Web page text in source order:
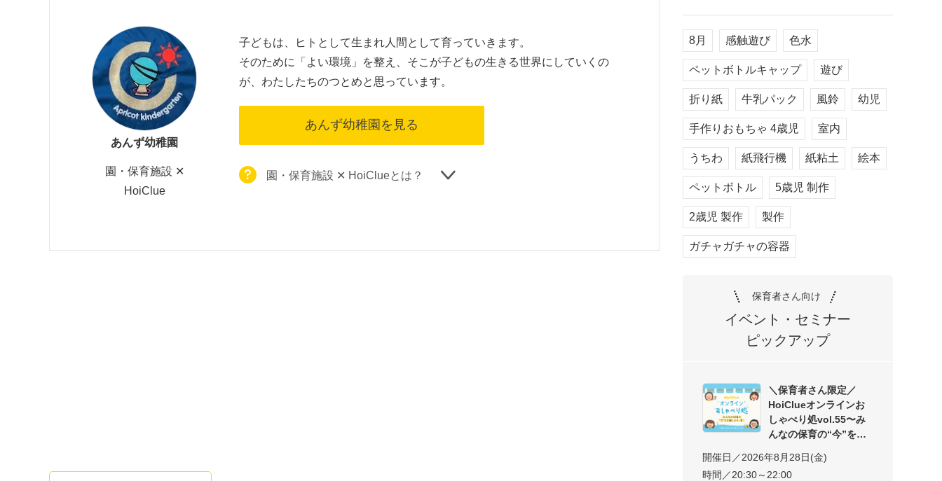
あんず幼稚園
園・保育施設 ✕
HoiClue
子どもは、ヒトとして生まれ人間として育っていきます。
そのために「よい環境」を整え、そこが子どもの生きる世界にしていくの
が、わたしたちのつとめと思っています。
あんず幼稚園を見る
園・保育施設 ✕ HoiClueとは？
8月 感触遊び 色水
ペットボトルキャップ 遊び
折り紙 牛乳パック 風鈴 幼児
手作りおもちゃ 4歳児 室内
うちわ 紙飛行機 紙粘土 絵本
ペットボトル 5歳児 制作
2歳児 製作 製作
ガチャガチャの容器
保育者さん向け
イベント・セミナー
ピックアップ
＼保育者さん限定／
HoiClueオンラインお
しゃべり処vol.55〜み
んなの保育の“今”を交
開催日／2026年8月28日(金)
時間／20:30～22:00